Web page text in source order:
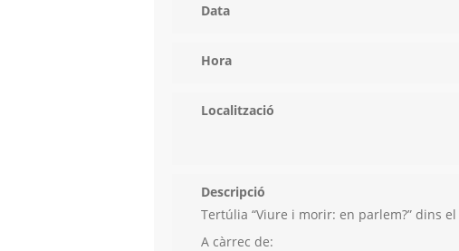
Data
Hora
Localització
Descripció
Tertúlia “Viure i morir: en parlem?” dins
A càrrec de: